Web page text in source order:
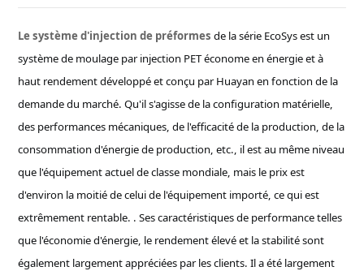
Le système d'injection de préformes de la série EcoSys est un
système de moulage par injection PET économe en énergie et à
haut rendement développé et conçu par Huayan en fonction de la
demande du marché. Qu'il s'agisse de la configuration matérielle,
des performances mécaniques, de l'efficacité de la production, de la
consommation d'énergie de production, etc., il est au même niveau
que l'équipement actuel de classe mondiale, mais le prix est
d'environ la moitié de celui de l'équipement importé, ce qui est
extrêmement rentable. . Ses caractéristiques de performance telles
que l'économie d'énergie, le rendement élevé et la stabilité sont
également largement appréciées par les clients. Il a été largement